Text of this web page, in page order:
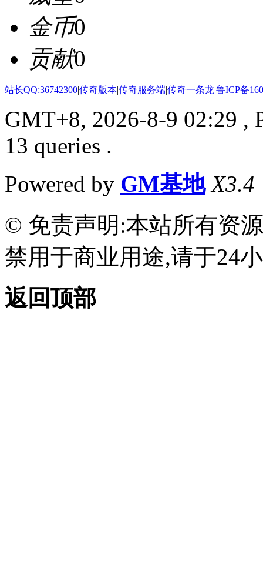
金币0
贡献0
站长QQ:36742300|传奇版本|传奇服务端|传奇一条龙|鲁ICP备
GMT+8, 2026-8-9 02:29 ,
13 queries .
Powered by GM基地 X3.4
© 免责声明:本站所有资
禁用于商业用途,请于24
返回顶部